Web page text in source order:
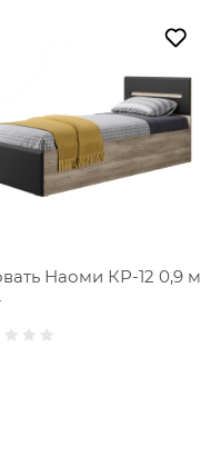
Наоми КР-12 0,9 м